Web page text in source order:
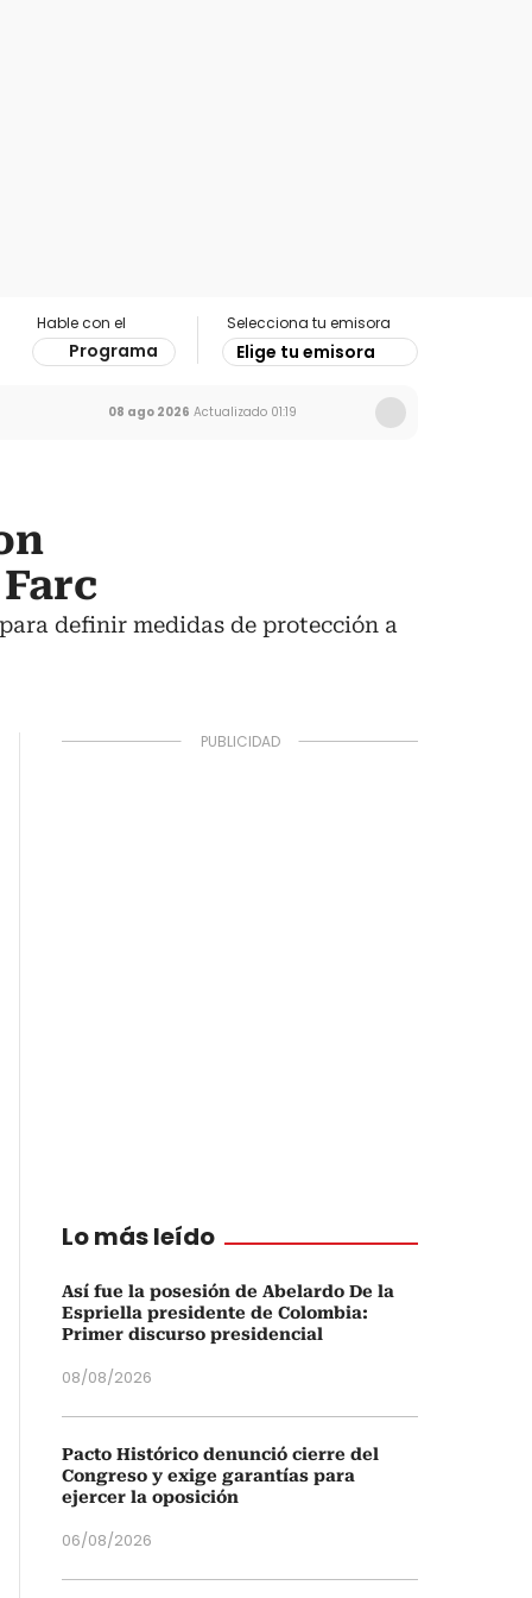
Hable con el
Programa
Selecciona tu emisora
Elige tu emisora
08 ago 2026 Actualizado 01:19
definir medidas de protección a
Lo más leído
Así fue la posesión de Abelardo De la
Espriella presidente de Colombia:
Primer discurso presidencial
08/08/2026
Pacto Histórico denunció cierre del
Congreso y exige garantías para
ejercer la oposición
06/08/2026